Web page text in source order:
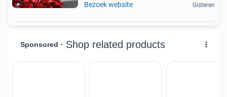
Bezoek website Gisteren